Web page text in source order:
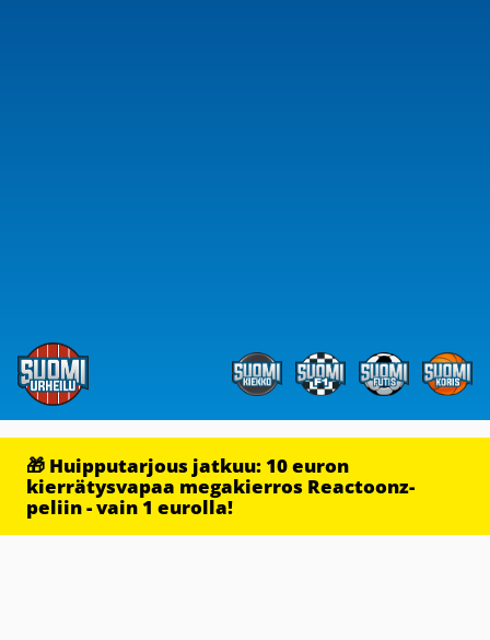
🎁 Huipputarjous jatkuu: 10 euron
kierrätysvapaa megakierros Reactoonz-
peliin - vain 1 eurolla!